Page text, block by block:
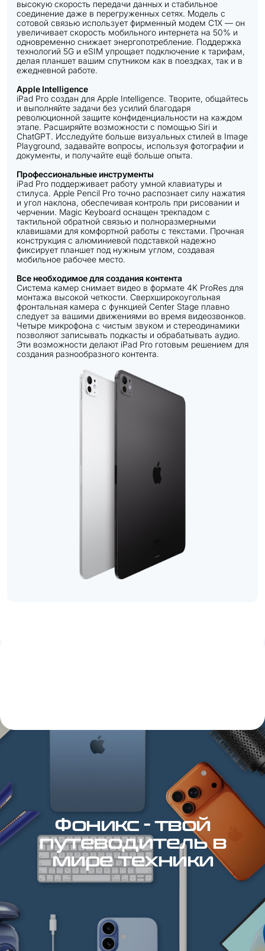
высокую скорость передачи данных и стабильное
соединение даже в перегруженных сетях. Модель с
сотовой связью использует фирменный модем C1X — он
увеличивает скорость мобильного интернета на 50% и
одновременно снижает энергопотребление. Поддержка
технологий 5G и eSIM упрощает подключение к тарифам,
делая планшет вашим спутником как в поездках, так и в
ежедневной работе.
Apple Intelligence
iPad Pro создан для Apple Intelligence. Творите, общайтесь
и выполняйте задачи без усилий благодаря
революционной защите конфиденциальности на каждом
этапе. Расширяйте возможности с помощью Siri и
ChatGPT. Исследуйте больше визуальных стилей в Image
Playground, задавайте вопросы, используя фотографии и
документы, и получайте ещё больше опыта.
Профессиональные инструменты
iPad Pro поддерживает работу умной клавиатуры и
стилуса. Apple Pencil Pro точно распознает силу нажатия
и угол наклона, обеспечивая контроль при рисовании и
черчении. Magic Keyboard оснащен трекпадом с
тактильной обратной связью и полноразмерными
клавишами для комфортной работы с текстами. Прочная
конструкция с алюминиевой подставкой надежно
фиксирует планшет под нужным углом, создавая
мобильное рабочее место.
Все необходимое для создания контента
Система камер снимает видео в формате 4K ProRes для
монтажа высокой четкости. Сверхширокоугольная
фронтальная камера с функцией Center Stage плавно
следует за вашими движениями во время видеозвонков.
Четыре микрофона с чистым звуком и стереодинамики
позволяют записывать подкасты и обрабатывать аудио.
Эти возможности делают iPad Pro готовым решением для
создания разнообразного контента.
Фоникс - твой
путеводитель в
мире техники